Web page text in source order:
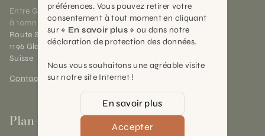
Entre Genève et Lausanne,
à 10mn de Nyon
Route Suisse 40
1196 Gland (VD)
Suisse
Contact et horaires
Plan-les-Ouates
préférences. Vous pouvez retirer votre
consentement à tout moment en cliquant
sur « En savoir plus » ou dans notre
déclaration de protection des données.
Nous vous souhaitons une agréable visite
sur notre site Internet !
En savoir plus
Accepter